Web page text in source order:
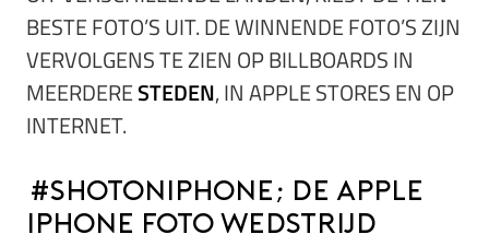
BESTE FOTO’S UIT. DE WINNENDE FOTO’S ZIJN
VERVOLGENS TE ZIEN OP BILLBOARDS IN
MEERDERESTEDEN, IN APPLE STORES EN OP
INTERNET.
#ShotoniPhone; de Apple
iPhone foto wedstrijd